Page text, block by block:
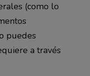
(como lo
puedes
a través